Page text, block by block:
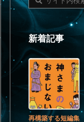
新着記事
再構築する短編集